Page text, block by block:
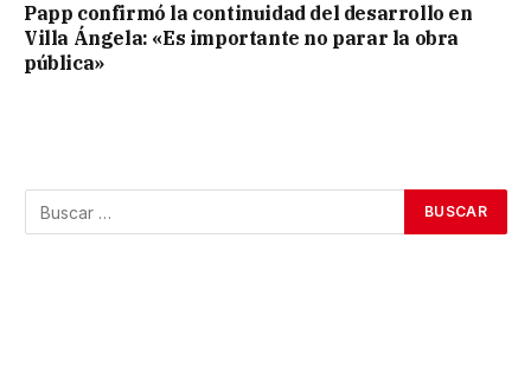
Papp confirmó la continuidad del desarrollo en
Villa Ángela: «Es importante no parar la obra
pública»